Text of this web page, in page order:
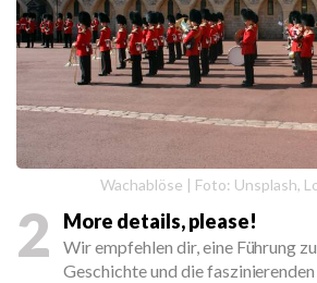
Wachablöse | Foto: Unsplash,
2 More details, please!
Wir empfehlen dir, eine Führung
Geschichte und die